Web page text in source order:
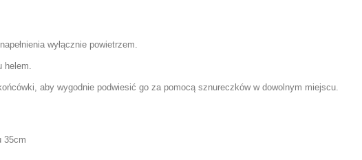
wyłącznie powietrzem.
helem.
aby wygodnie podwiesić go za pomocą sznureczków w dowolnym miejscu.
35cm